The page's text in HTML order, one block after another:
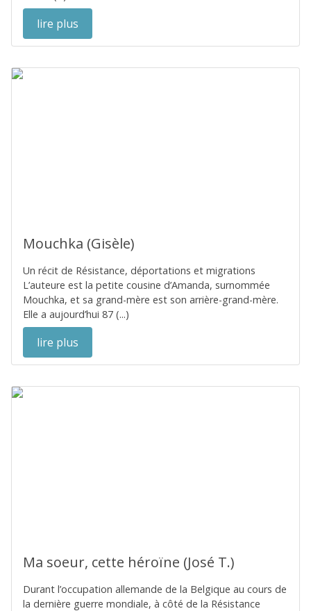
lire plus
Mouchka (Gisèle)
Un récit de Résistance, déportations et migrations
L’auteure est la petite cousine d’Amanda, surnommée
Mouchka, et sa grand-mère est son arrière-grand-mère.
Elle a aujourd’hui 87 (...)
lire plus
Ma soeur, cette héroïne (José T.)
Durant l’occupation allemande de la Belgique au cours de
la dernière guerre mondiale, à côté de la Résistance